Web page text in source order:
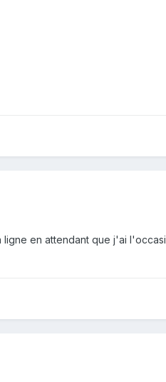
en attendant que j'ai